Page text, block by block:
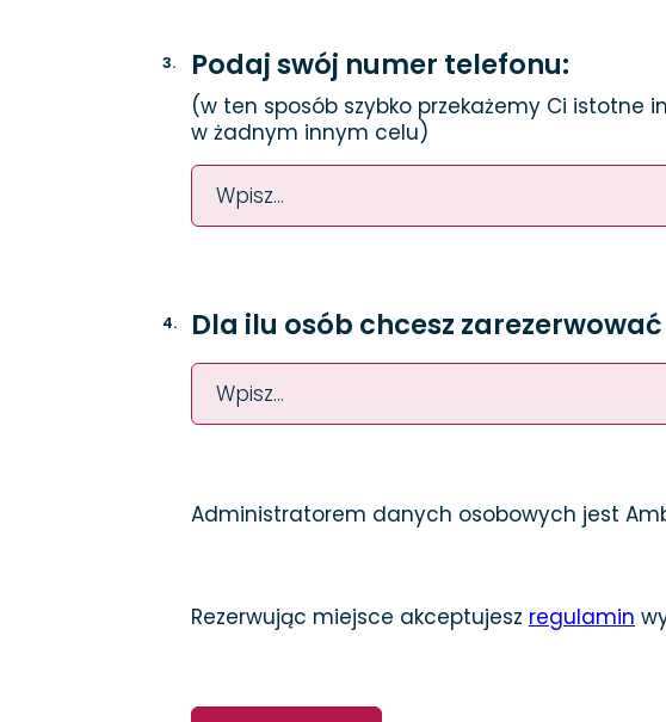
3. Podaj swój numer telefonu:
(w ten sposób szybko przekażemy Ci
w żadnym innym celu)
4. Dla ilu osób chcesz
Administratorem danych osobowych jest
Rezerwując miejsce akceptujesz regulamin